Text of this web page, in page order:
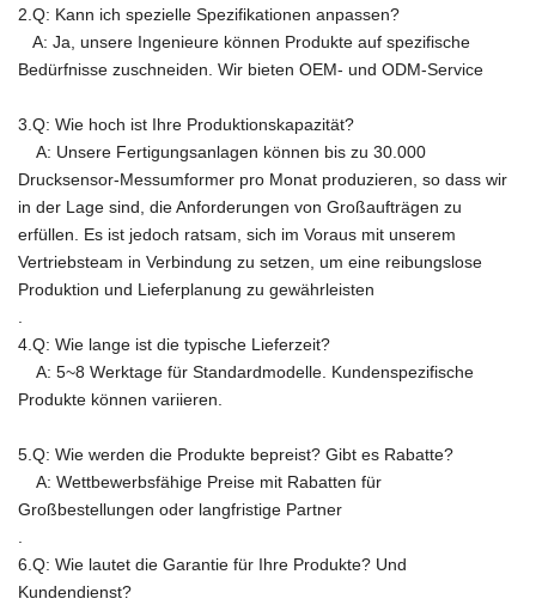
2.Q: Kann ich spezielle Spezifikationen anpassen?
A: Ja, unsere Ingenieure können Produkte auf spezifische
Bedürfnisse zuschneiden. Wir bieten OEM- und ODM-Service
3.Q: Wie hoch ist Ihre Produktionskapazität?
A: Unsere Fertigungsanlagen können bis zu 30.000
Drucksensor-Messumformer pro Monat produzieren, so dass wir
in der Lage sind, die Anforderungen von Großaufträgen zu
erfüllen. Es ist jedoch ratsam, sich im Voraus mit unserem
Vertriebsteam in Verbindung zu setzen, um eine reibungslose
Produktion und Lieferplanung zu gewährleisten
4.Q: Wie lange ist die typische Lieferzeit?
A: 5~8 Werktage für Standardmodelle. Kundenspezifische
Produkte können variieren.
5.Q: Wie werden die Produkte bepreist? Gibt es Rabatte?
A: Wettbewerbsfähige Preise mit Rabatten für
Großbestellungen oder langfristige Partner
6.Q: Wie lautet die Garantie für Ihre Produkte? Und
Kundendienst?